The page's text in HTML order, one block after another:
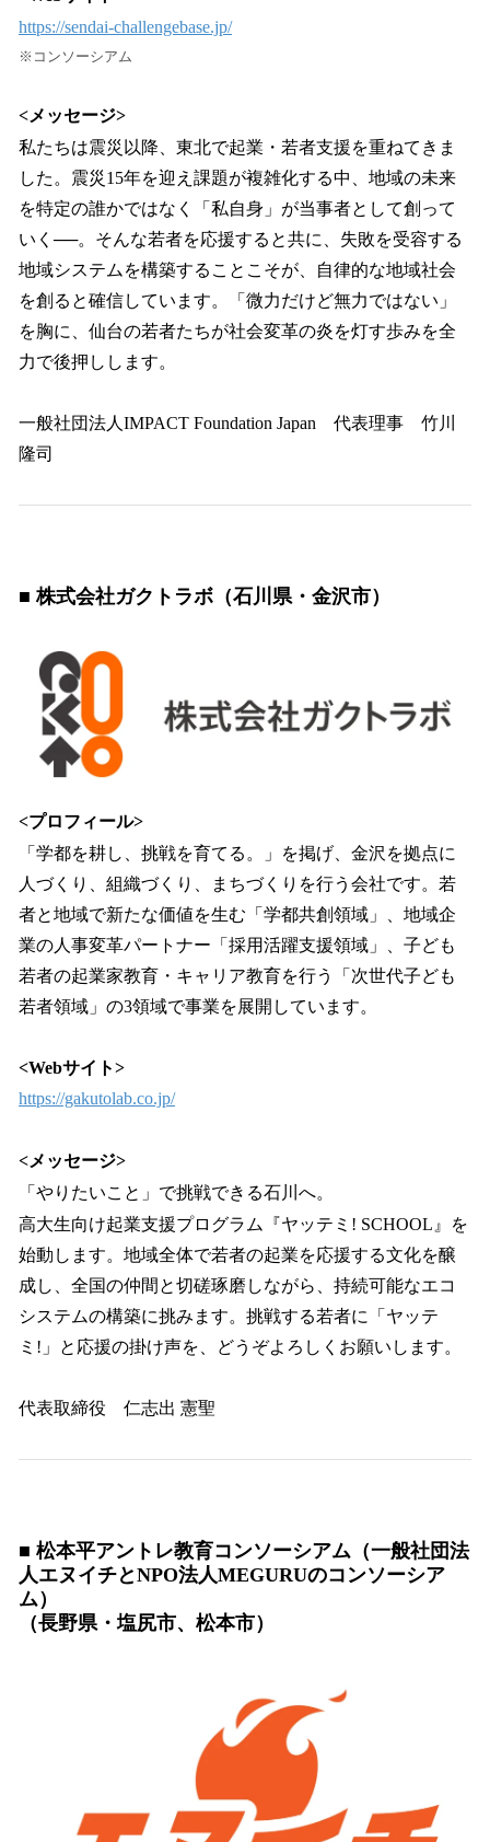
https://sendai-challengebase.jp/
※コンソーシアム
<メッセージ>
私たちは震災以降、東北で起業・若者支援を重ねてきま
した。震災15年を迎え課題が複雑化する中、地域の未来
を特定の誰かではなく「私自身」が当事者として創って
いく──。そんな若者を応援すると共に、失敗を受容する
地域システムを構築することこそが、自律的な地域社会
を創ると確信しています。「微力だけど無力ではない」
を胸に、仙台の若者たちが社会変革の炎を灯す歩みを全
力で後押しします。
一般社団法人IMPACT Foundation Japan 代表理事 竹川
隆司
■ 株式会社ガクトラボ（石川県・金沢市）
<プロフィール>
「学都を耕し、挑戦を育てる。」を掲げ、金沢を拠点に
人づくり、組織づくり、まちづくりを行う会社です。若
者と地域で新たな価値を生む「学都共創領域」、地域企
業の人事変革パートナー「採用活躍支援領域」、子ども
若者の起業家教育・キャリア教育を行う「次世代子ども
若者領域」の3領域で事業を展開しています。
<Webサイト>
https://gakutolab.co.jp/
<メッセージ>
「やりたいこと」で挑戦できる石川へ。
高大生向け起業支援プログラム『ヤッテミ! SCHOOL』を
始動します。地域全体で若者の起業を応援する文化を醸
成し、全国の仲間と切磋琢磨しながら、持続可能なエコ
システムの構築に挑みます。挑戦する若者に「ヤッテ
ミ!」と応援の掛け声を、どうぞよろしくお願いします。
代表取締役 仁志出 憲聖
■ 松本平アントレ教育コンソーシアム（一般社団法
人エヌイチとNPO法人MEGURUのコンソーシア
ム）
（長野県・塩尻市、松本市）